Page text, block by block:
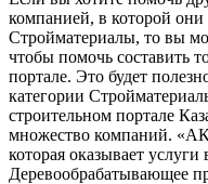
компанией, в которой они
Стройматериалы, то вы
чтобы помочь составить
портале. Это будет
категории
строительном портале
множество компаний.
которая оказывает
Деревообрабатывающее